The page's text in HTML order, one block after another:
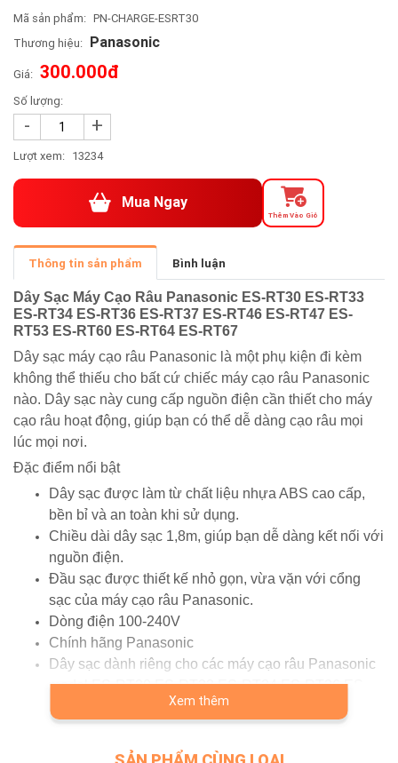
Mã sản phẩm: PN-CHARGE-ESRT30
Thương hiệu: Panasonic
Giá: 300.000đ
Số lượng:
- +
Lượt xem: 13234
Mua Ngay
Thêm Vào Giỏ
Thông tin sản phẩm Bình luận
Dây Sạc Máy Cạo Râu Panasonic ES-RT30 ES-RT33
ES-RT34 ES-RT36 ES-RT37 ES-RT46 ES-RT47 ES-
RT53 ES-RT60 ES-RT64 ES-RT67
Dây sạc máy cạo râu Panasonic là một phụ kiện đi kèm
không thể thiếu cho bất cứ chiếc máy cạo râu Panasonic
nào. Dây sạc này cung cấp nguồn điện cần thiết cho máy
cạo râu hoạt động, giúp bạn có thể dễ dàng cạo râu mọi
lúc mọi nơi.
Đặc điểm nổi bật
Dây sạc được làm từ chất liệu nhựa ABS cao cấp,
bền bỉ và an toàn khi sử dụng.
Chiều dài dây sạc 1,8m, giúp bạn dễ dàng kết nối với
nguồn điện.
Đầu sạc được thiết kế nhỏ gọn, vừa vặn với cổng
sạc của máy cạo râu Panasonic.
Dòng điện 100-240V
Chính hãng Panasonic
Dây sạc dành riêng cho các máy cạo râu Panasonic
model ES-RT30 ES-RT33 ES-RT34 ES-RT36 ES-
RT37 ES-RT46 ES-RT47 ES-RT53 ES-RT60 ES-
RT64 ES-RT67
Xem thêm